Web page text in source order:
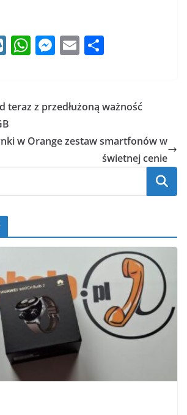
W
o
p
W
s
p
p
M
e
g
er
E
l e
teraz z przedłużoną ważność
w Orange zestaw smartfonów w
świetnej cenie